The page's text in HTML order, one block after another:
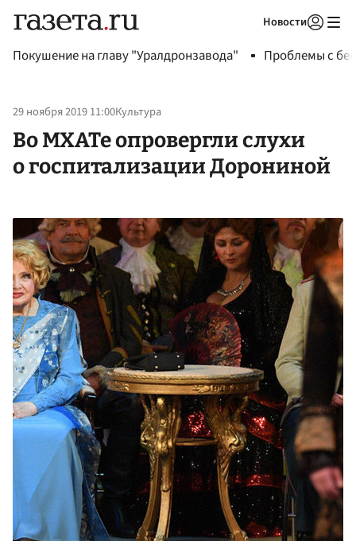
Новости
Покушение на главу "Уралдронзавода" Проблемы с
29 ноября 2019 11:00Культура
Во МХАТе опровергли слухи
о госпитализации Дорониной